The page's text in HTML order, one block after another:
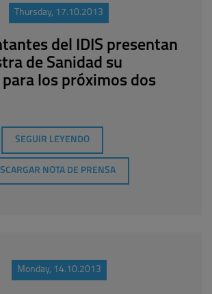
Thursday, 17.10.2013
del IDIS presentan
de Sanidad su
los próximos dos
SEGUIR LEYENDO
NOTA DE PRENSA
Monday, 14.10.2013